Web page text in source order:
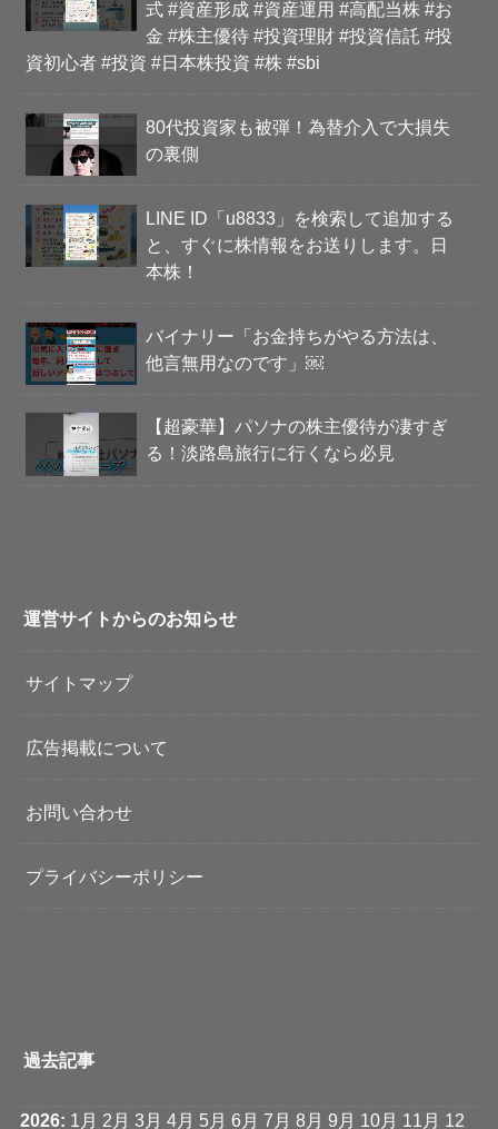
式 #資産形成 #資産運用 #高配当株 #お
金 #株主優待 #投資理財 #投資信託 #投
資初心者 #投資 #日本株投資 #株 #sbi
80代投資家も被弾！為替介入で大損失
の裏側
LINE ID「u8833」を検索して追加する
と、すぐに株情報をお送りします。日
本株！
バイナリー「お金持ちがやる方法は、
他言無用なのです」￼
【超豪華】パソナの株主優待が凄すぎ
る！淡路島旅行に行くなら必見
運営サイトからのお知らせ
サイトマップ
広告掲載について
お問い合わせ
プライバシーポリシー
過去記事
2026: 1月 2月 3月 4月 5月 6月 7月 8月 9月 10月 11月 12